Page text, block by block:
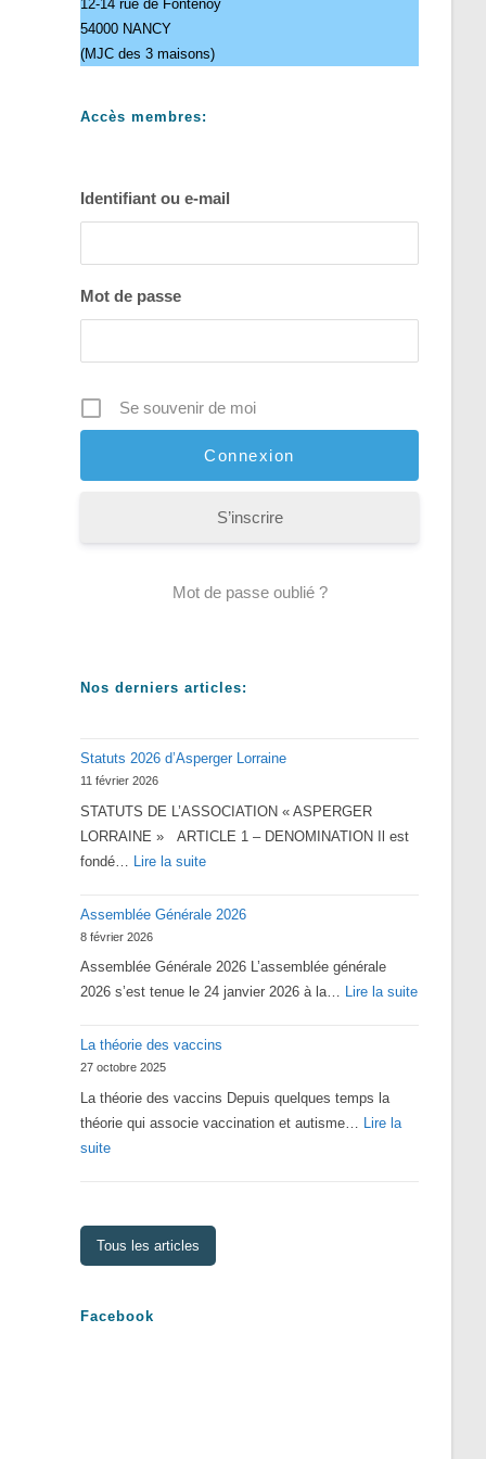
12-14 rue de Fontenoy
54000 NANCY
(MJC des 3 maisons)
Accès membres:
Identifiant ou e-mail
Mot de passe
Se souvenir de moi
S’inscrire
Mot de passe oublié ?
Nos derniers articles:
Statuts 2026 d’Asperger Lorraine
11 février 2026
STATUTS DE L’ASSOCIATION « ASPERGER
LORRAINE » ARTICLE 1 – DENOMINATION Il est
fondé… Lire la suite:
2026
Lorraine
Assemblée Générale 2026
8 février 2026
Assemblée Générale 2026 L’assemblée générale
2026 s’est tenue le 24 janvier 2026 à la… Lire la suite:
La théorie des vaccins
27 octobre 2025
La théorie des vaccins Depuis quelques temps la
théorie qui associe vaccination et autisme… Lire la
suite:
des
vaccins
Tous les articles
Facebook